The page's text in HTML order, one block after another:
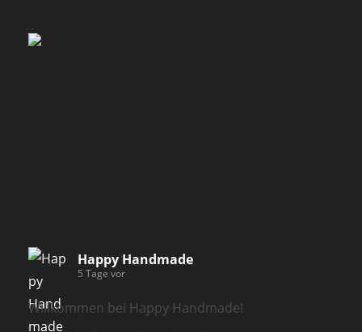
Happy Handmade
5 Tage vor
Willkommen bei Happy Handmade!